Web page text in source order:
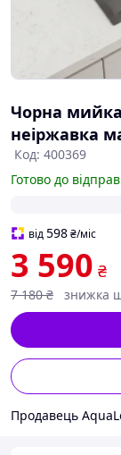
Чорна мийка
неіржавка
Код: 400369
Готово до
від598₴/міс
3 590 ₴
7 180 ₴ знижка
Продавець